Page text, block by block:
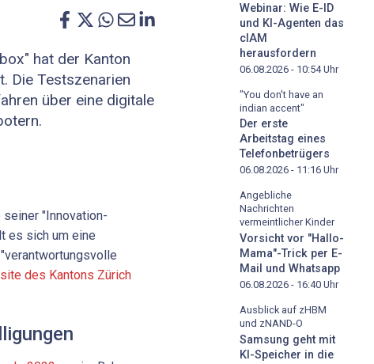
hat der Kanton
Die Testszenarien
über eine digitale
seiner "Innovation-
es sich um eine
des Kantons Zürich
Webinar: Wie E-ID
und KI-Agenten das
cIAM
herausfordern
06.08.2026 - 10:54Uhr
"You don't have an
indian accent"
Der erste
Arbeitstag eines
Telefonbetrügers
06.08.2026 - 11:16 Uhr
Angebliche
Nachrichten
vermeintlicher Kinder
Vorsicht vor "Hallo-
Mama"-Trick per E-
Mail und Whatsapp
06.08.2026 - 16:40 Uhr
Ausblick auf zHBM
und zNAND-O
Samsung geht mit
KI-Speicher in die